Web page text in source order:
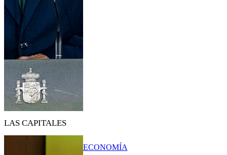
LAS CAPITALES
ECONOMÍA